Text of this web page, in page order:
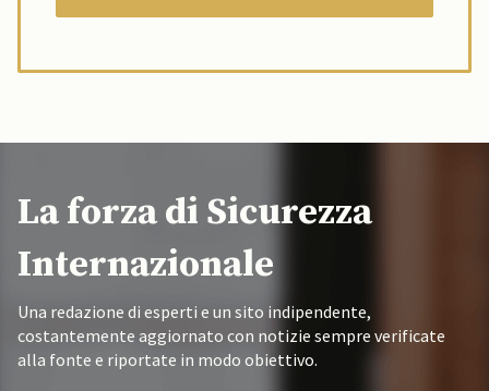
La forza di Sicurezza
Internazionale
Una redazione di esperti e un sito indipendente,
costantemente aggiornato con notizie sempre verificate
alla fonte e riportate in modo obiettivo.